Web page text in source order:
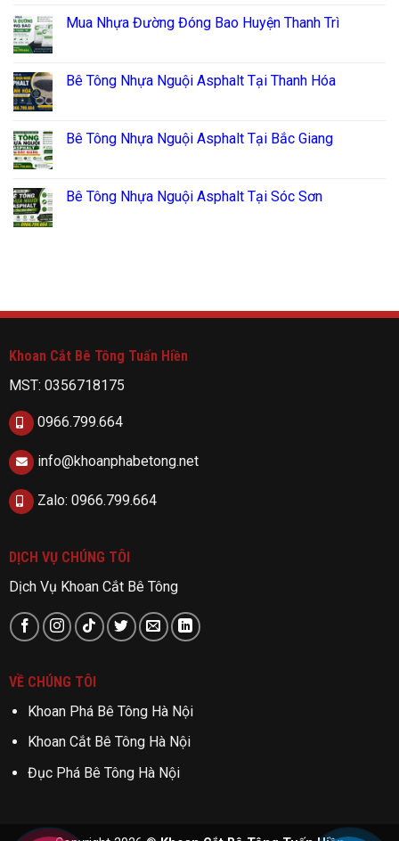
Mua Nhựa Đường Đóng Bao Huyện Thanh Trì
Bê Tông Nhựa Nguội Asphalt Tại Thanh Hóa
Bê Tông Nhựa Nguội Asphalt Tại Bắc Giang
Bê Tông Nhựa Nguội Asphalt Tại Sóc Sơn
Khoan Cắt Bê Tông Tuấn Hiền
MST: 0356718175
0966.799.664
info@khoanphabetong.net
Zalo: 0966.799.664
DỊCH VỤ CHÚNG TÔI
Dịch Vụ Khoan Cắt Bê Tông
VỀ CHÚNG TÔI
Khoan Phá Bê Tông Hà Nội
Khoan Cắt Bê Tông Hà Nội
Đục Phá Bê Tông Hà Nội